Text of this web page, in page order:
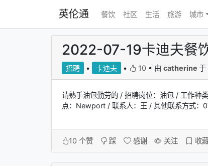
英伦通 餐饮 社区 生活 旅游 城市
2022-07-19卡迪夫餐
招聘 • 卡迪夫 • 10 • 由 catherine 于
请熟手油包勤劳的 / 招聘岗位：油包 / 工作种
点：Newport / 联系人：王 / 其他联系方式：
10 个赞 踩 感谢 关注 收